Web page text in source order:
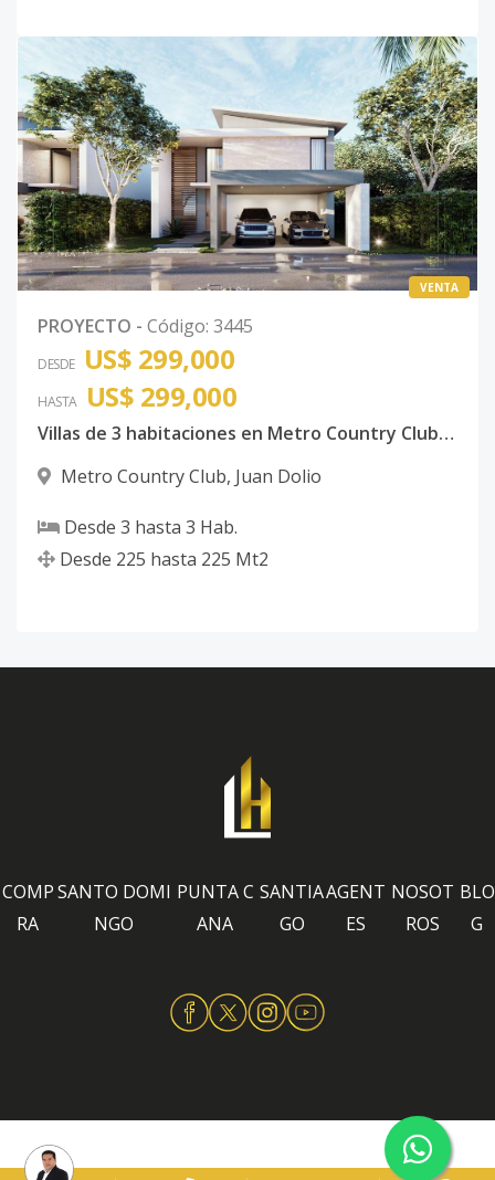
VENTA
PROYECTO - Código: 3445
DESDE US$ 299,000
HASTA US$ 299,000
Villas de 3 habitaciones en Metro Country Club Juan Dolio
Metro Country Club, Juan Dolio
Desde 3 hasta 3 Hab.
Desde 225 hasta 225 Mt2
COMP
RA
SANTO DOMI
NGO
PUNTA C
ANA
SANTIA
GO
AGENT
ES
NOSOT
ROS
BLO
G